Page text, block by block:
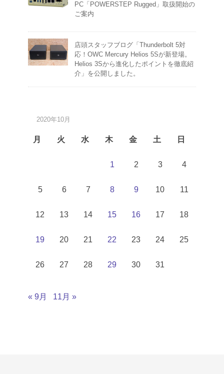
PC「POWERSTEP Rugged」取扱開始の
ご案内
店頭スタッフブログ「Thunderbolt 5対
応！OWC Mercury Helios 5Sが新登場。
Helios 3Sから進化したポイントを徹底紹
介」を公開しました。
2020年10月
月 火 水 木 金 土 日
1 2 3 4
5 6 7 8 9 10 11
12 13 14 15 16 17 18
19 20 21 22 23 24 25
26 27 28 29 30 31
« 9月 11月 »